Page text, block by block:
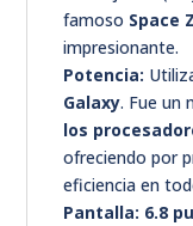
famoso Space
impresionante.
Potencia:
Galaxy. Fue un
los
ofreciendo por
eficiencia en
Pantalla: 6.8